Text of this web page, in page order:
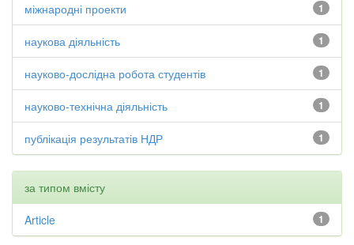
1
міжнародні проекти
1
наукова діяльність
1
науково-дослідна робота студентів
1
науково-технічна діяльність
1
публікація результатів НДР
за типом вмісту
1
Article